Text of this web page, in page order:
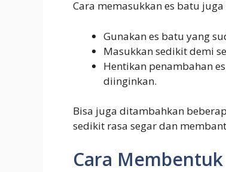
Cara memasukkan es batu juga
Gunakan es batu yang
Masukkan sedikit demi
Hentikan penambahan
diinginkan.
Bisa juga ditambahkan
sedikit rasa segar dan
Cara